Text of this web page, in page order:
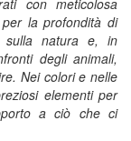
la profondità di
sulla natura e, in
degli animali,
Nei colori e nelle
elementi per
a ciò che ci